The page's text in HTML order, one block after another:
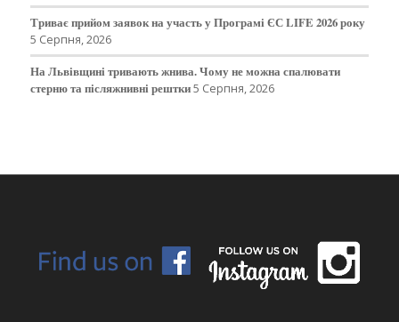
Триває прийом заявок на участь у Програмі ЄС LIFE 2026 року
5 Серпня, 2026
На Львівщині тривають жнива. Чому не можна спалювати
стерню та післяжнивні рештки5 Серпня, 2026